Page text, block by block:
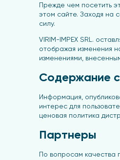
Прежде чем посетить
этом сайте. Заходя на
силу.
VIRIM-IMPEX SRL.
отображая изменения
изменениями,
Содержание
Информация,
интерес для
ценовая политика
Партнеры
По вопросам